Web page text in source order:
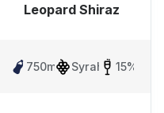
Leopard Shiraz
750ml Syrah 15%